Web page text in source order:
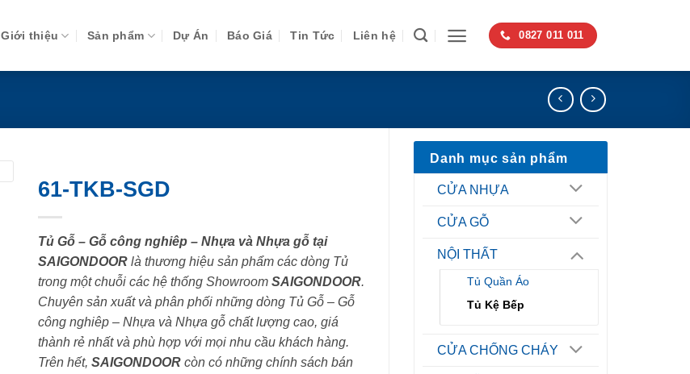
Giới thiệu Sản phẩm Dự Án Báo Giá Tin Tức Liên hệ 0827 011 011
Danh mục sản phẩm
CỬA NHỰA
CỬA GỖ
NỘI THẤT
Tủ Quần Áo
Tủ Kệ Bếp
CỬA CHỐNG CHÁY
61-TKB-SGD
Tủ Gỗ – Gỗ công nghiêp – Nhựa và Nhựa gỗ tại
SAIGONDOORlà thương hiệu sản phẩm các dòng Tủ
trong một chuỗi các hệ thống Showroom SAIGONDOOR.
Chuyên sản xuất và phân phối những dòng Tủ Gỗ – Gỗ
công nghiêp – Nhựa và Nhựa gỗ chất lượng cao, giá
thành rẻ nhất và phù hợp với mọi nhu cầu khách hàng.
Trên hết, SAIGONDOORcòn có những chính sách bán